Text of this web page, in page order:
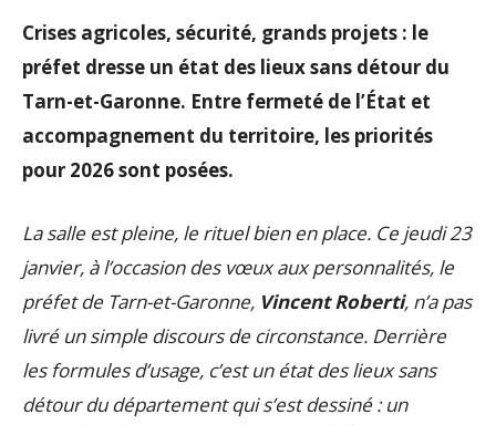
Crises agricoles, sécurité, grands projets : le
préfet dresse un état des lieux sans détour du
Tarn-et-Garonne. Entre fermeté de l’État et
accompagnement du territoire, les priorités
pour 2026 sont posées.
La salle est pleine, le rituel bien en place. Ce jeudi 23
janvier, à l’occasion des vœux aux personnalités, le
préfet de Tarn-et-Garonne, Vincent Roberti, n’a pas
livré un simple discours de circonstance. Derrière
les formules d’usage, c’est un état des lieux sans
détour du département qui s’est dessiné : un